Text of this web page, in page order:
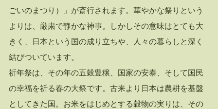
ごいのまつり）」が斎行されます。華やかな祭りという
よりは、厳粛で静かな神事。しかしその意味はとても大
きく、日本という国の成り立ちや、人々の暮らしと深く
結びついています。
祈年祭は、その年の五穀豊穣、国家の安泰、そして国民
の幸福を祈る春の大祭です。古来より日本は農耕を基盤
としてきた国。お米をはじめとする穀物の実りは、その